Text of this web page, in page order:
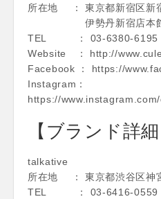
所在地 ： 東京都新宿区新
伊勢丹新宿店本館1
TEL ： 03-6380-6195
Website ： http://
Facebook ： https://
Instagram：
https://
【ブランド詳細
talkative
所在地 ： 東京都渋谷区神
TEL ： 03-6416-0559